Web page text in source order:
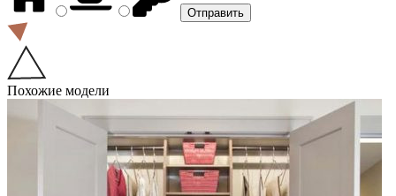
Похожие модели